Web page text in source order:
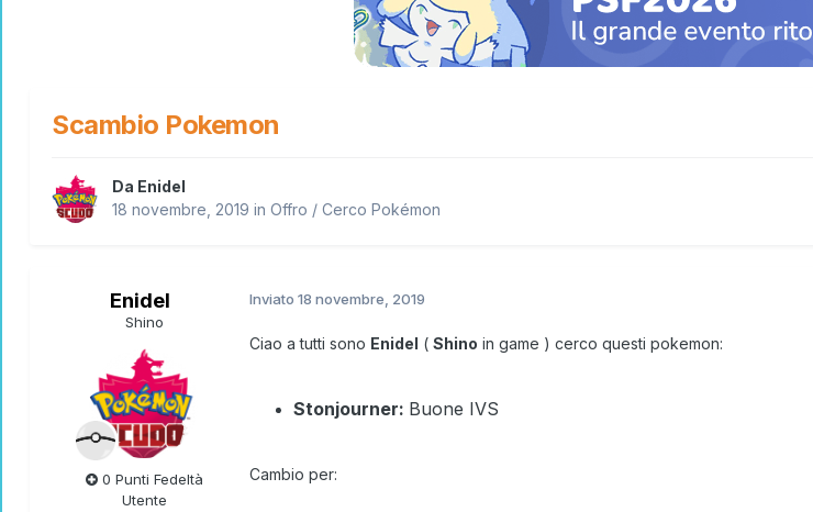
Scambio Pokemon
Da Enidel
18 novembre, 2019 in Offro / Cerco Pokémon
Enidel
Shino
0 Punti Fedeltà
Utente
Inviato 18 novembre, 2019
Ciao a tutti sono Enidel ( Shino in game ) cerco questi pokemon:
Stonjourner: Buone IVS
Cambio per: